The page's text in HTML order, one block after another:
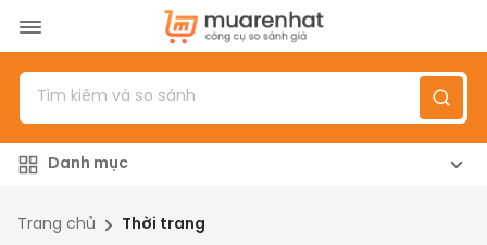
Menu
Sản phẩm
Đánh giá sản phẩm
Danh mục
Trang chủ Thời trang